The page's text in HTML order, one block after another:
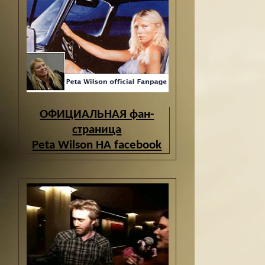
ОФИЦИАЛЬНАЯ фан-
страница
Peta Wilson НА facebook